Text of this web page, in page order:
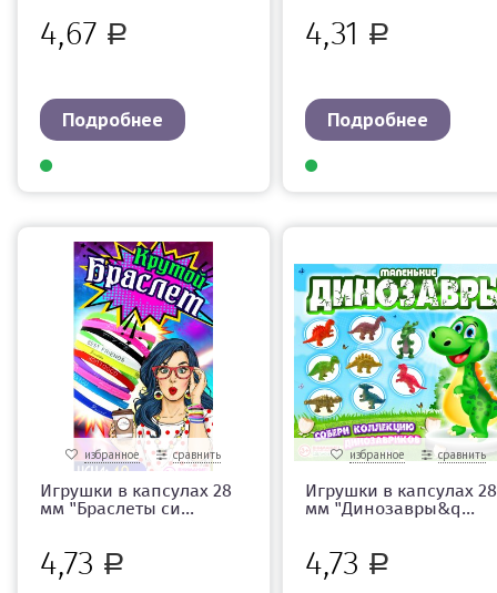
4,67 Р
Подробнее
4,31 Р
Подробнее
избранное сравнить
Игрушки в капсулах 28
мм "Браслеты си...
4,73 Р
избранное сравнить
Игрушки в капсулах 28
мм "Динозавры&q...
4,73 Р